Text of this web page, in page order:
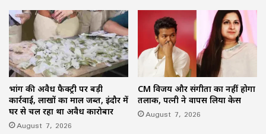
भांग की अवैध फैक्ट्री पर बड़ी
कार्रवाई, लाखों का माल जब्त, इंदौर में
घर से चल रहा था अवैध कारोबार
August 7, 2026
CM विजय और संगीता का नहीं होगा
तलाक, पत्नी ने वापस लिया केस
August 7, 2026